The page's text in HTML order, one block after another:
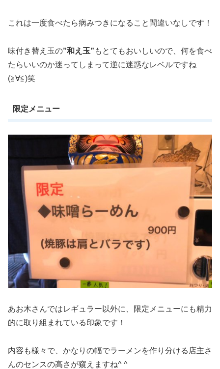
これは一度食べたら病みつきになること間違いなしです！
味付き替え玉の”和え玉” もとてもおいしいので、何を食べ
たらいいのか迷ってしまって逆に迷惑なレベルですね
(≧∀≦)笑
限定メニュー
あお木さんではレギュラー以外に、限定メニューにも精力
的に取り組まれている印象です！
内容も様々で、かなりの幅でラーメンを作り分ける店主さ
んのセンスの高さが窺えますね^ ^